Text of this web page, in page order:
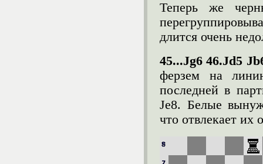
Теперь же
длится очень
45...Јg6 46.Јd5 Јb
ферзем на
последней в
Јe8. Белые
что отвлекает их